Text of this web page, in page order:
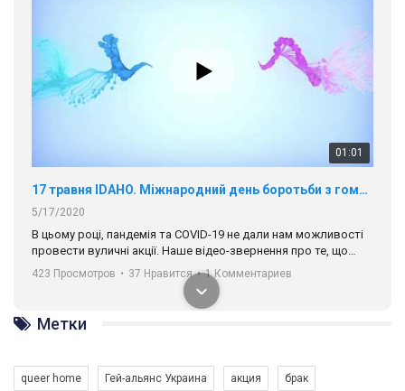
17 травня IDAHO. Міжнародний день боротьби з гомофобією трансфобією і біфобія.
5/17/2020
В цьому році, пандемія та COVІD-19 не дали нам можливості
навіть коли ми у різних містах та не можемо зустрінеться, ми
разом. Ми закликаємо всіх хто поділяє цінності рівності та
солідарності, приєднатися до нас. Регіональні підрозділи
ГАУ є в 16 областях України.
Разом наш голос лунає гучніше!
423 Просмотров • 37 Нравится • 1 Комментариев
Метки
queer home Гей-альянс Украина акция брак